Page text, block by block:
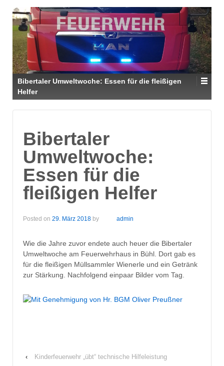
Bibertaler Umweltwoche: Essen für die fleißigen
Helfer
Bibertaler
Umweltwoche:
Essen für die
fleißigen Helfer
Posted on 29. März 2018 by admin
Wie die Jahre zuvor endete auch heuer die Bibertaler
Umweltwoche am Feuerwehrhaus in Bühl. Dort gab es
für die fleißigen Müllsammler Wienerle und ein Getränk
zur Stärkung. Nachfolgend einpaar Bilder vom Tag.
‹
Kinderfeuerwehr „übt“ technische Hilfeleistung